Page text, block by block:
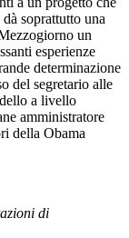
soprattutto una
un
esperienze
determinazione
del segretario alle
a livello
amministratore
della Obama
di